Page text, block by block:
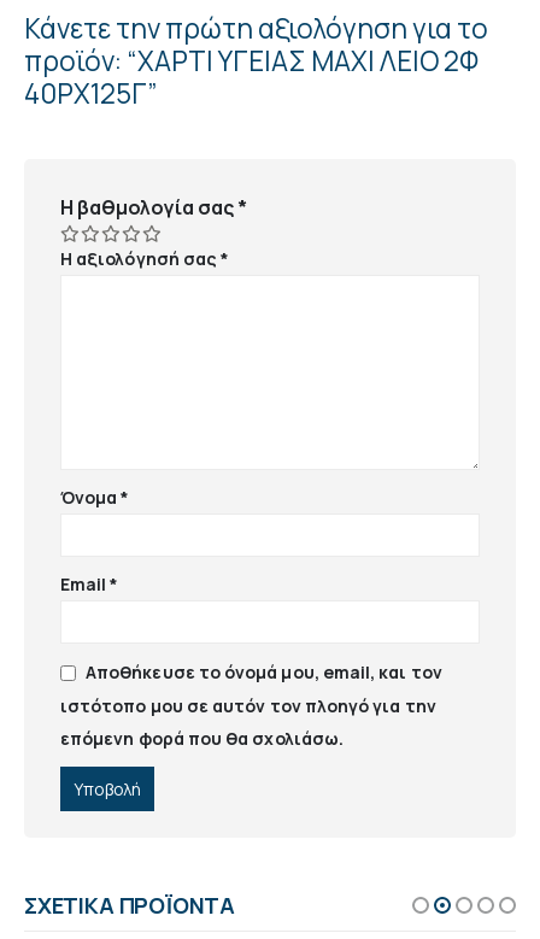
Κάνετε την πρώτη αξιολόγηση για το
προϊόν: “ΧΑΡΤΙ ΥΓΕΙΑΣ ΜΑΧΙ ΛΕΙΟ 2Φ
40ΡΧ125Γ”
Η βαθμολογία σας*
Η αξιολόγησή σας*
Όνομα*
Email*
Αποθήκευσε το όνομά μου, email, και τον
ιστότοπο μου σε αυτόν τον πλοηγό για την
επόμενη φορά που θα σχολιάσω.
ΣΧΕΤΙΚΆ ΠΡΟΪΌΝΤΑ